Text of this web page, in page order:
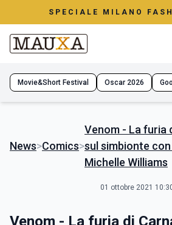
SPECIALE MILANO
Movie&Short Festival Oscar 2026
News>Comics>
Venom - La furia
sul simbionte
Michelle Williams
01 ottobre 2021
Venom - La furia di